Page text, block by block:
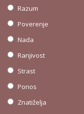
Razum
Poverenje
Nada
Ranjivost
Strast
Ponos
Znatiželja